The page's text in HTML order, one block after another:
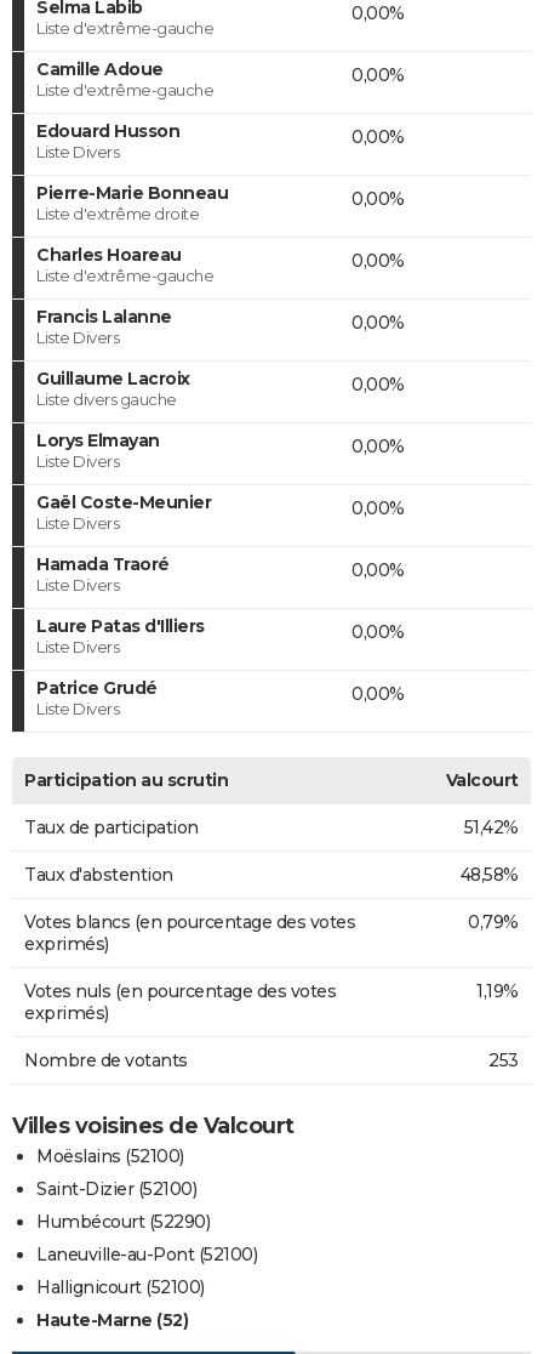
Selma Labib
Liste d'extrême-gauche
0,00%
Camille Adoue
Liste d'extrême-gauche
0,00%
Edouard Husson
Liste Divers
0,00%
Pierre-Marie Bonneau
Liste d'extrême droite
0,00%
Charles Hoareau
Liste d'extrême-gauche
0,00%
Francis Lalanne
Liste Divers
0,00%
Guillaume Lacroix
Liste divers gauche
0,00%
Lorys Elmayan
Liste Divers
0,00%
Gaël Coste-Meunier
Liste Divers
0,00%
Hamada Traoré
Liste Divers
0,00%
Laure Patas d'Illiers
Liste Divers
0,00%
Patrice Grudé
Liste Divers
0,00%
Participation au scrutin Valcourt
Taux de participation 51,42%
Taux d'abstention 48,58%
Votes blancs (en pourcentage des votes
exprimés)
0,79%
Votes nuls (en pourcentage des votes
exprimés)
1,19%
Nombre de votants 253
Villes voisines de Valcourt
Moëslains (52100)
Saint-Dizier (52100)
Humbécourt (52290)
Laneuville-au-Pont (52100)
Hallignicourt (52100)
Haute-Marne (52)